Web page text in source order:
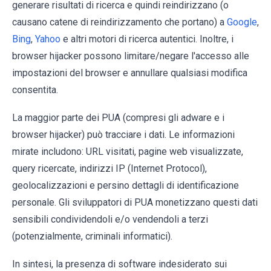
generare risultati di ricerca e quindi reindirizzano (o
causano catene di reindirizzamento che portano) a Google,
Bing, Yahoo e altri motori di ricerca autentici. Inoltre, i
browser hijacker possono limitare/negare l'accesso alle
impostazioni del browser e annullare qualsiasi modifica
consentita.
La maggior parte dei PUA (compresi gli adware e i
browser hijacker) può tracciare i dati. Le informazioni
mirate includono: URL visitati, pagine web visualizzate,
query ricercate, indirizzi IP (Internet Protocol),
geolocalizzazioni e persino dettagli di identificazione
personale. Gli sviluppatori di PUA monetizzano questi dati
sensibili condividendoli e/o vendendoli a terzi
(potenzialmente, criminali informatici).
In sintesi, la presenza di software indesiderato sui